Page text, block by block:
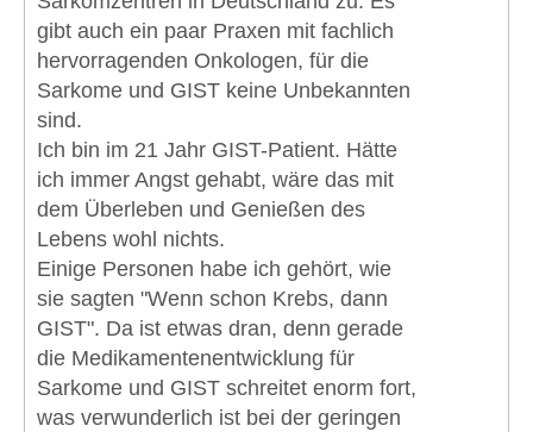
gibt auch ein paar Praxen mit fachlich
hervorragenden Onkologen, für die
Sarkome und GIST keine Unbekannten
sind.
Ich bin im 21 Jahr GIST-Patient. Hätte
ich immer Angst gehabt, wäre das mit
dem Überleben und Genießen des
Lebens wohl nichts.
Einige Personen habe ich gehört, wie
sie sagten "Wenn schon Krebs, dann
GIST". Da ist etwas dran, denn gerade
die Medikamentenentwicklung für
Sarkome und GIST schreitet enorm fort,
was verwunderlich ist bei der geringen